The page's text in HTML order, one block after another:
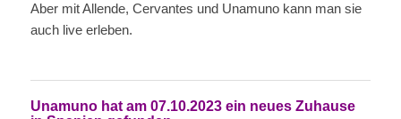
Aber mit Allende, Cervantes und Unamuno kann man sie
auch live erleben.
Unamuno hat am 07.10.2023 ein neues Zuhause